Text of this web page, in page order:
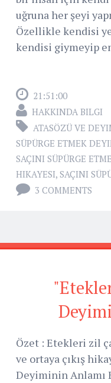
uğruna her şeyi
Özellikle kendisi
kendisi giymeyip
21:51:00
HAKKINDA BILGI
ATASÖZÜ VE
SÜPÜRGE ETMEK
SAÇINI SÜPÜRGE
HIKAYESI, SAÇINI
3 COMMENTS
Özet : Etekleri zil
ve ortaya çıkış
Deyiminin Anlamı